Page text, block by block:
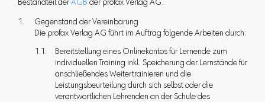
Bestandteil der AGB der profax Verlag AG.
Gegenstand der Vereinbarung
Die profax Verlag AG führt im Auftrag folgende Arbeiten durch:
Bereitstellung eines Onlinekontos für Lernende zum
individuellen Training inkl. Speicherung der Lernstände für
anschließendes Weitertrainieren und die
Leistungsbeurteilung durch sich selbst oder die
verantwortlichen Lehrenden an der Schule des